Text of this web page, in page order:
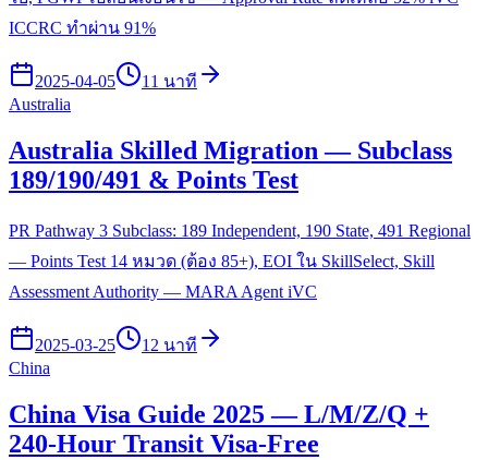
ICCRC ทำผ่าน 91%
2025-04-05
11 นาที
Australia
Australia Skilled Migration — Subclass
189/190/491 & Points Test
PR Pathway 3 Subclass: 189 Independent, 190 State, 491 Regional
— Points Test 14 หมวด (ต้อง 85+), EOI ใน SkillSelect, Skill
Assessment Authority — MARA Agent iVC
2025-03-25
12 นาที
China
China Visa Guide 2025 — L/M/Z/Q +
240-Hour Transit Visa-Free